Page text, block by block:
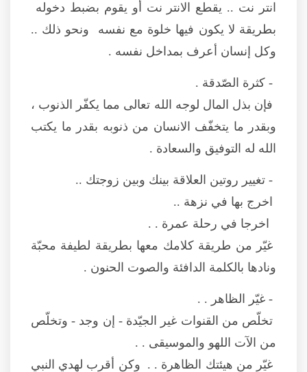
انتر نت .. يقطع الانتر نت أو يقوم بضبط دخوله
بطريقة لا يكون فيها خلوة مع نفسه ونحو ذلك ..
وكل إنسان أعرف بمداخل نفسه .
- كثرة الصّدقة .
فإن بذل المال لوجه الله تعالى مما يكفّر الذنوب ،
وبقدر ما يتخفّف الانسان من ذنوبه بقدر ما يكتب
الله له التوفيق والسعادة .
- تغيير روتين العلاقة بينك وبين زوجتك ..
اخرج بها في نزهة ..
اخرجا في رحلة عمرة . .
غيّر من طريقة كلامك معها بطريقة لطيفة محبّة
ونادها بالكلمة الدافئة والصوت الحنون .
- غيّر الظاهر . .
تخلّص من القنوات غير الجيّدة - إن وجد - وتخلّص
من الآت اللهو والموسيقى . .
غيّر من هيئتك الظاهرة . . وكن أقرب لهدي النبي